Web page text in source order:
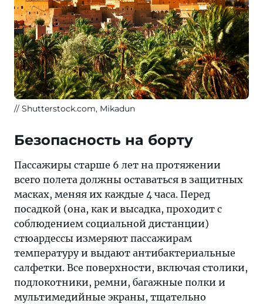
Shutterstock.com, Mikadun
Безопасность на борту
Пассажиры старше 6 лет на протяжении
всего полета должны оставаться в защитных
масках, меняя их каждые 4 часа. Перед
посадкой (она, как и высадка, проходит с
соблюдением социальной дистанции)
стюардессы измеряют пассажирам
температуру и выдают антибактериальные
салфетки. Все поверхности, включая столики,
подлокотники, ремни, багажные полки и
мультимедийные экраны, тщательно